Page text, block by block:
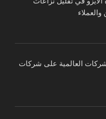
والعملاء
العالمية على شركات